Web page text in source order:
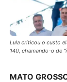
Lula criticou o custo
140, chamando-o de
MATO